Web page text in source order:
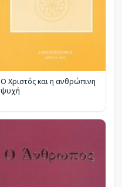
Ο Χριστός και η ανθρώπινη
ψυχή